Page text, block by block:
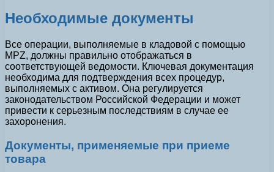
Необходимые документы
Все операции, выполняемые в кладовой с помощью
MPZ, должны правильно отображаться в
соответствующей ведомости. Ключевая документация
необходима для подтверждения всех процедур,
выполняемых с активом. Она регулируется
законодательством Российской Федерации и может
привести к серьезным последствиям в случае ее
захоронения.
Документы, применяемые при приеме
товара